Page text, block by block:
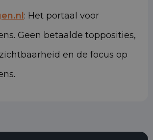
: Het portaal voor
Geen betaalde topposities,
en de focus op